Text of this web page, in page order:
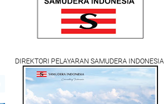
DIREKTORI PELAYARAN SAMUDERA INDONESIA